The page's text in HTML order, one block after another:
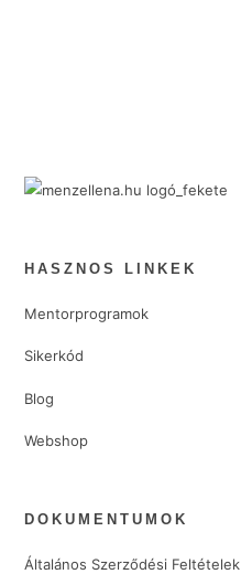
HASZNOS LINKEK
Mentorprogramok
Sikerkód
Blog
Webshop
DOKUMENTUMOK
Általános Szerződési Feltételek